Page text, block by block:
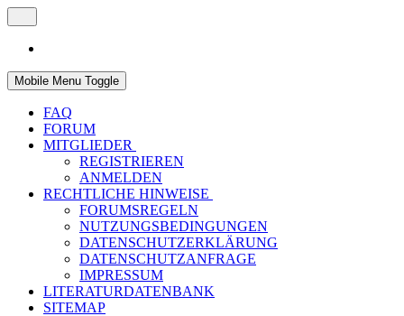
Mobile Menu Toggle
FAQ
FORUM
MITGLIEDER
REGISTRIEREN
ANMELDEN
RECHTLICHE HINWEISE
FORUMSREGELN
NUTZUNGSBEDINGUNGEN
DATENSCHUTZERKLÄRUNG
DATENSCHUTZANFRAGE
IMPRESSUM
LITERATURDATENBANK
SITEMAP